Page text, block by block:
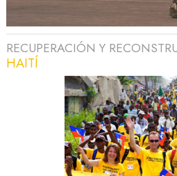
RECUPERACIÓN Y
HAITÍ